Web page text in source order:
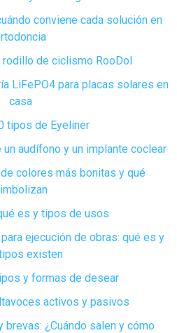
conviene cada solución en
de ciclismo RooDol
LiFePO4 para placas solares en
casa
tipos de Eyeliner
audífono y un implante coclear
colores más bonitas y qué
es y tipos de usos
ejecución de obras: qué es y
existen
y formas de desear
activos y pasivos
¿Cuándo salen y cómo